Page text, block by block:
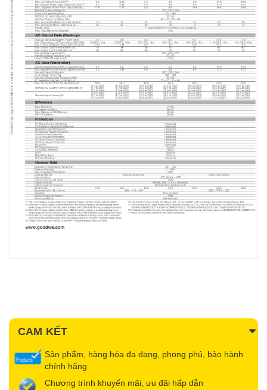
CAM KẾT
Sản phẩm, hàng hóa đa dạng, phong phú, bảo hành
chính hãng
Chương trình khuyến mãi, ưu đãi hấp dẫn